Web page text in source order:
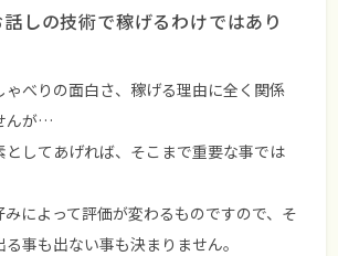
しの技術で稼げるわけではあり
ゃべりの面白さ、稼げる理由に全く関係
んが…
としてあげれば、そこまで重要な事では
によって評価が変わるものですので、そ
事も出ない事も決まりません。